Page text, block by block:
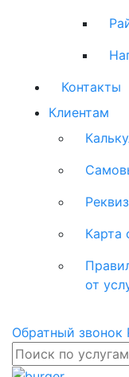
Контакты
Клиентам
Карта
от
Обратный звонок